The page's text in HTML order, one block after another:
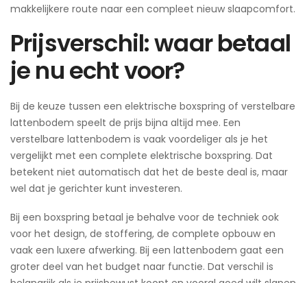
makkelijkere route naar een compleet nieuw slaapcomfort.
Prijsverschil: waar betaal
je nu echt voor?
Bij de keuze tussen een elektrische boxspring of verstelbare
lattenbodem speelt de prijs bijna altijd mee. Een
verstelbare lattenbodem is vaak voordeliger als je het
vergelijkt met een complete elektrische boxspring. Dat
betekent niet automatisch dat het de beste deal is, maar
wel dat je gerichter kunt investeren.
Bij een boxspring betaal je behalve voor de techniek ook
voor het design, de stoffering, de complete opbouw en
vaak een luxere afwerking. Bij een lattenbodem gaat een
groter deel van het budget naar functie. Dat verschil is